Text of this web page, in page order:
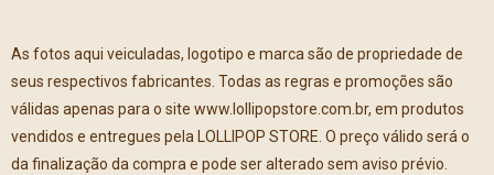
As fotos aqui veiculadas, logotipo e marca são de propriedade de
seus respectivos fabricantes. Todas as regras e promoções são
válidas apenas para o site www.lollipopstore.com.br, em produtos
vendidos e entregues pela LOLLIPOP STORE. O preço válido será o
da finalização da compra e pode ser alterado sem aviso prévio.